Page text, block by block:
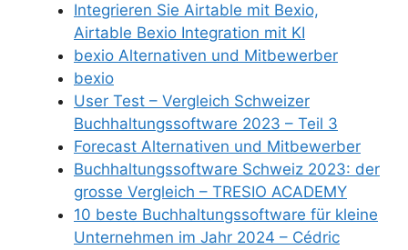
Integrieren Sie Airtable mit Bexio,
Airtable Bexio Integration mit KI
bexio Alternativen und Mitbewerber
bexio
User Test – Vergleich Schweizer
Buchhaltungssoftware 2023 – Teil 3
Forecast Alternativen und Mitbewerber
Buchhaltungssoftware Schweiz 2023: der
grosse Vergleich – TRESIO ACADEMY
10 beste Buchhaltungssoftware für kleine
Unternehmen im Jahr 2024 – Cédric